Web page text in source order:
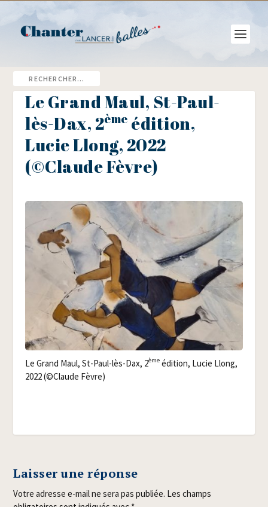
Le Grand Maul, St-Paul-
lès-Dax, 2ème édition,
Lucie Llong, 2022
(©Claude Fèvre)
Le Grand Maul, St-Paul-lès-Dax, 2ème édi­tion, Lucie Llong,
2022 (©Claude Fèvre)
Laisser une réponse
Votre adresse e-mail ne sera pas publiée. Les champs